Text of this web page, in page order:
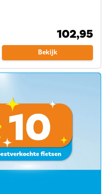
102,95
Bekijk